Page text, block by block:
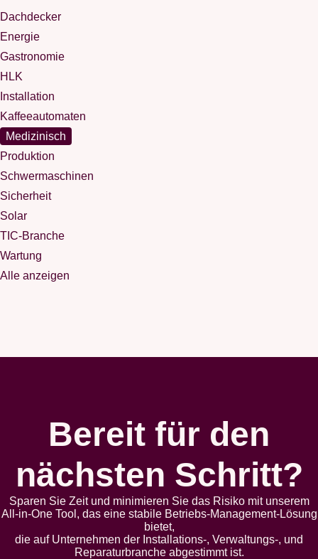
Dachdecker
Energie
Gastronomie
HLK
Installation
Kaffeeautomaten
Medizinisch
Produktion
Schwermaschinen
Sicherheit
Solar
TIC-Branche
Wartung
Alle anzeigen
Bereit für den
nächsten Schritt?
Sparen Sie Zeit und minimieren Sie das Risiko mit unserem
All-in-One Tool, das eine stabile Betriebs-Management-Lösung
bietet,
die auf Unternehmen der Installations-, Verwaltungs-, und
Reparaturbranche abgestimmt ist.